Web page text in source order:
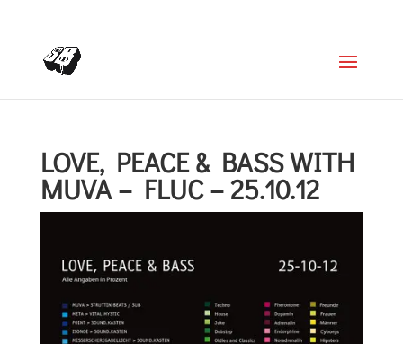
LOVE, PEACE & BASS WITH
MUVA – FLUC – 25.10.12